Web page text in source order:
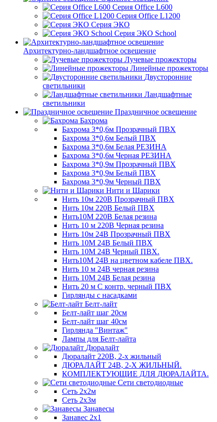
Серия Office L600
Серия Office L1200
Серия ЭКО
Серия ЭКО School
Архитектурно-ландшафтное освещение
Лучевые прожекторы
Линейные прожекторы
Двусторонние
светильники
Ландшафтные
светильники
Праздничное освещение
Бахрома
Бахрома 3*0,6м Прозрачный ПВХ
Бахрома 3*0,6м Белый ПВХ
Бахрома 3*0,6м Белая РЕЗИНА
Бахрома 3*0,6м Черная РЕЗИНА
Бахрома 3*0,9м Прозрачный ПВХ
Бахрома 3*0,9м Белый ПВХ
Бахрома 3*0,9м Черный ПВХ
Нити и Шарики
Нить 10м 220В Прозрачный ПВХ
Нить 10м 220В Белый ПВХ
Нить10М 220В Белая резина
Нить 10 м 220В Черная резина
Нить 10м 24В Прозрачный ПВХ
Нить 10М 24В Белый ПВХ
Нить 10М 24В Черный ПВХ.
Нить10М 24В на цветном кабеле ПВХ.
Нить 10 м 24В черная резина
Нить 10М 24В Белая резина
Нить 20 м С контр. черный ПВХ
Гирлянды с насадками
Белт-лайт
Белт-лайт шаг 20см
Белт-лайт шаг 40см
Гирлянда "Винтаж"
Лампы для Белт-лайта
Дюралайт
Дюралайт 220В, 2-х жильный
ДЮРАЛАЙТ 24В, 2-Х ЖИЛЬНЫЙ.
КОМПЛЕКТУЮЩИЕ ДЛЯ ДЮРАЛАЙТА.
Сети светодиодные
Сеть 2х2м
Сеть 2х3м
Занавесы
Занавес 2х1